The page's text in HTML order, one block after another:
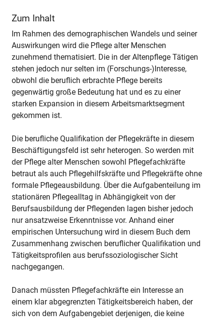
Zum Inhalt
Im Rahmen des demographischen Wandels und seiner
Auswirkungen wird die Pflege alter Menschen
zunehmend thematisiert. Die in der Altenpflege Tätigen
stehen jedoch nur selten im (Forschungs-)Interesse,
obwohl die beruflich erbrachte Pflege bereits
gegenwärtig große Bedeutung hat und es zu einer
starken Expansion in diesem Arbeitsmarktsegment
gekommen ist.
Die berufliche Qualifikation der Pflegekräfte in diesem
Beschäftigungsfeld ist sehr heterogen. So werden mit
der Pflege alter Menschen sowohl Pflegefachkräfte
betraut als auch Pflegehilfskräfte und Pflegekräfte ohne
formale Pflegeausbildung. Über die Aufgabenteilung im
stationären Pflegealltag in Abhängigkeit von der
Berufsausbildung der Pflegenden lagen bisher jedoch
nur ansatzweise Erkenntnisse vor. Anhand einer
empirischen Untersuchung wird in diesem Buch dem
Zusammenhang zwischen beruflicher Qualifikation und
Tätigkeitsprofilen aus berufssoziologischer Sicht
nachgegangen.
Danach müssten Pflegefachkräfte ein Interesse an
einem klar abgegrenzten Tätigkeitsbereich haben, der
sich von dem Aufgabengebiet derjenigen, die keine